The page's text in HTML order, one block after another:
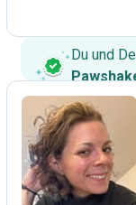
Du und
N